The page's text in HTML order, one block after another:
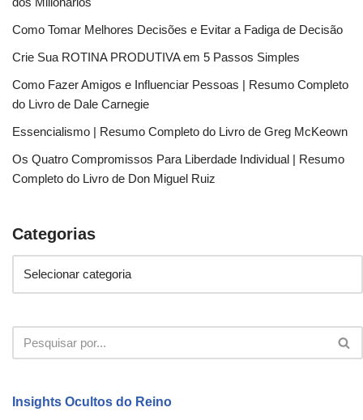
Como Tomar Melhores Decisões e Evitar a Fadiga de Decisão
Crie Sua ROTINA PRODUTIVA em 5 Passos Simples
Como Fazer Amigos e Influenciar Pessoas | Resumo Completo
do Livro de Dale Carnegie
Essencialismo | Resumo Completo do Livro de Greg McKeown
Os Quatro Compromissos Para Liberdade Individual | Resumo
Completo do Livro de Don Miguel Ruiz
Categorias
Insights Ocultos do Reino